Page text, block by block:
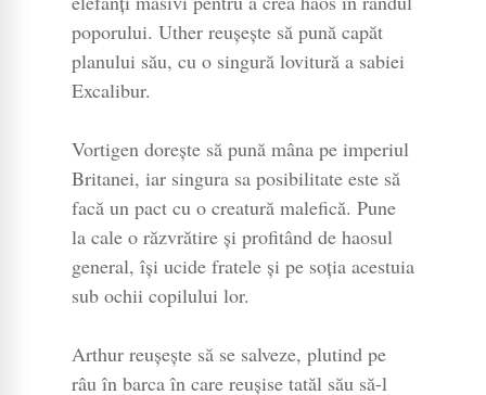
poporului. Uther reușește să pună capăt
planului său, cu o singură lovitură a sabiei
Excalibur.
Vortigen dorește să pună mâna pe imperiul
Britanei, iar singura sa posibilitate este să
facă un pact cu o creatură malefică. Pune
la cale o răzvrătire și profitând de haosul
general, își ucide fratele și pe soția acestuia
sub ochii copilului lor.
Arthur reușește să se salveze, plutind pe
râu în barca în care reușise tatăl său să-l